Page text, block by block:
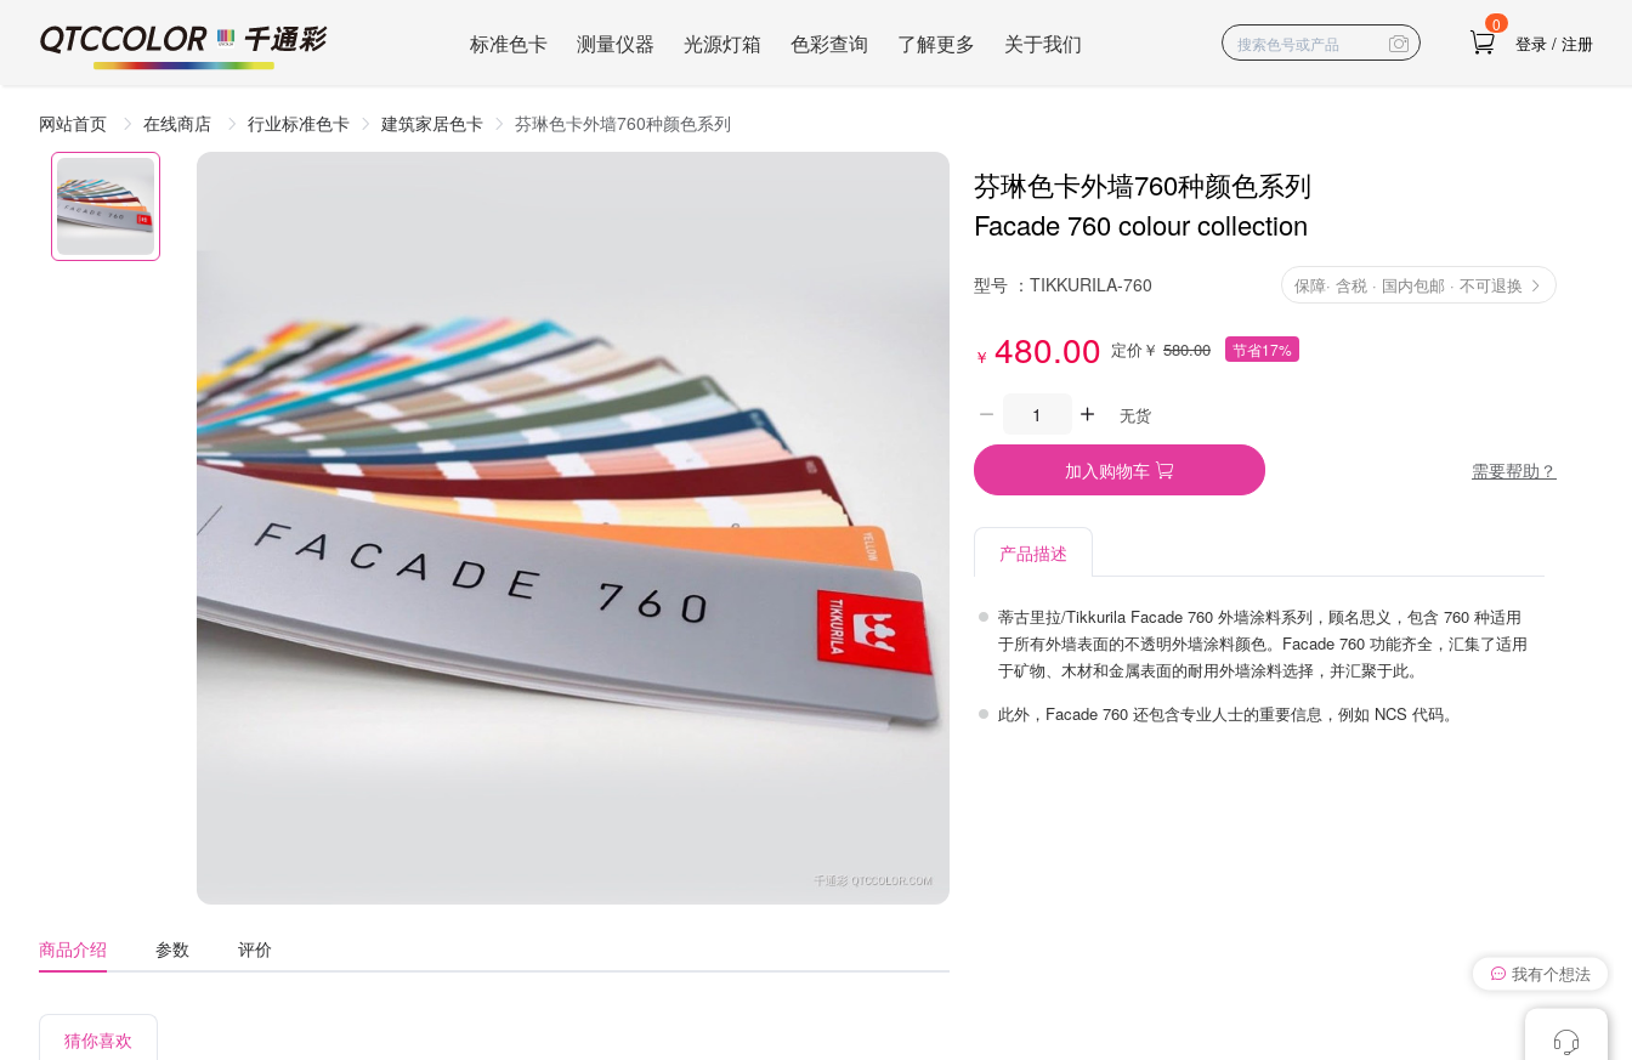
标准色卡 测量仪器 光源灯箱 色彩查询 了解更多 关于我们
0
登录 / 注册
网站首页 在线商店 行业标准色卡 建筑家居色卡 芬琳色卡外墙760种颜色系列
商品介绍 参数 评价
猜你喜欢
芬琳色卡外墙760种颜色系列
Facade 760 colour collection
型号 ： TIKKURILA-760 保障· 含税 · 国内包邮 · 不可退换
￥ 480.00 定价￥ 580.00 节省17%
无货
加入购物车 需要帮助？
产品描述
蒂古里拉/Tikkurila Facade 760 外墙涂料系列，顾名思义，包含 760 种适用
于所有外墙表面的不透明外墙涂料颜色。Facade 760 功能齐全，汇集了适用
于矿物、木材和金属表面的耐用外墙涂料选择，并汇聚于此。
此外，Facade 760 还包含专业人士的重要信息，例如 NCS 代码。
我有个想法